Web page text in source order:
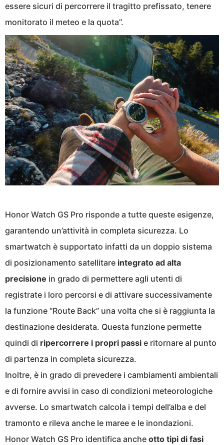
essere sicuri di percorrere il tragitto prefissato, tenere
monitorato il meteo e la quota”.
Honor Watch GS Pro risponde a tutte queste esigenze,
garantendo un’attività in completa sicurezza. Lo
smartwatch è supportato infatti da un doppio sistema
di posizionamento satellitare integrato ad alta
precisione in grado di permettere agli utenti di
registrate i loro percorsi e di attivare successivamente
la funzione “Route Back” una volta che si è raggiunta la
destinazione desiderata. Questa funzione permette
quindi di ripercorrere i propri passi e ritornare al punto
di partenza in completa sicurezza.
Inoltre, è in grado di prevedere i cambiamenti ambientali
e di fornire avvisi in caso di condizioni meteorologiche
avverse. Lo smartwatch calcola i tempi dell’alba e del
tramonto e rileva anche le maree e le inondazioni.
Honor Watch GS Pro identifica anche otto tipi di fasi